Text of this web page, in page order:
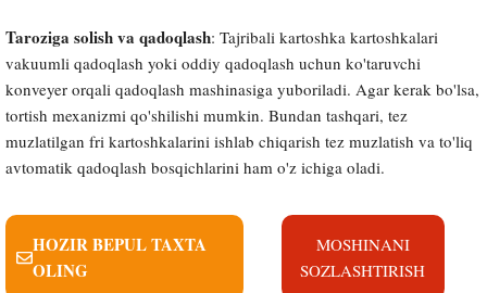
Taroziga solish va qadoqlash: Tajribali kartoshka kartoshkalari
vakuumli qadoqlash yoki oddiy qadoqlash uchun ko'taruvchi
konveyer orqali qadoqlash mashinasiga yuboriladi. Agar kerak bo'lsa,
tortish mexanizmi qo'shilishi mumkin. Bundan tashqari, tez
muzlatilgan fri kartoshkalarini ishlab chiqarish tez muzlatish va to'liq
avtomatik qadoqlash bosqichlarini ham o'z ichiga oladi.
HOZIR BEPUL TAXTA
OLING
MOSHINANI
SOZLASHTIRISH